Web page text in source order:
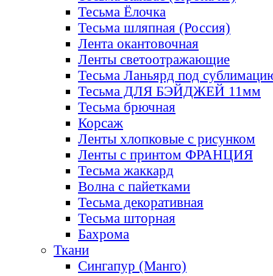
Тесьма Ёлочка
Тесьма шляпная (Россия)
Лента окантовочная
Ленты светоотражающие
Тесьма Ланьярд под
Тесьма ДЛЯ БЭЙДЖЕЙ 11мм
Тесьма брючная
Корсаж
Ленты хлопковые с рисунком
Ленты с принтом ФРАНЦИЯ
Тесьма жаккард
Волна с пайетками
Тесьма декоративная
Тесьма шторная
Бахрома
Ткани
Сингапур (Манго)